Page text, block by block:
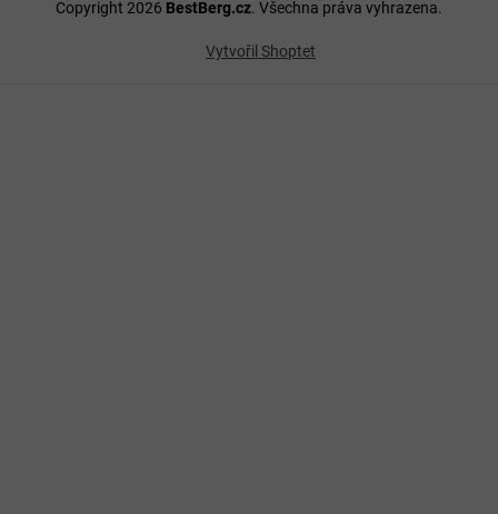
Vytvořil Shoptet
Copyright 2026 BestBerg.cz. Všechna práva vyhrazena.